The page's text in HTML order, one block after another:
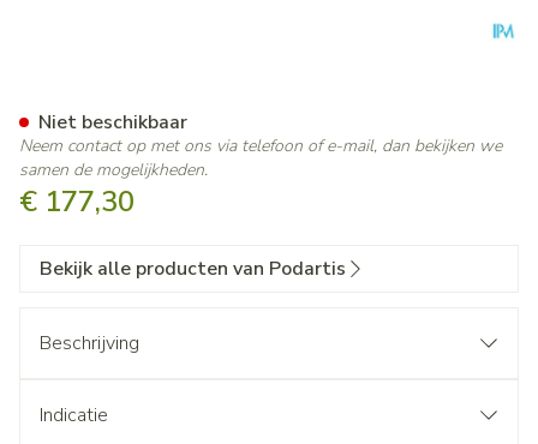
€ 177,30
Niet beschikbaar
Neem contact op met ons via telefoon of e-mail, dan bekijken we
samen de mogelijkheden.
Bekijk alle producten van Podartis
Beschrijving
Indicatie